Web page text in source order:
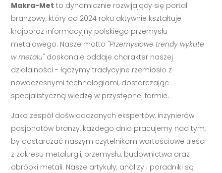
Makra-Met to dynamicznie rozwijający się portal
branżowy, który od 2024 roku aktywnie kształtuje
krajobraz informacyjny polskiego przemysłu
metalowego. Nasze motto "Przemysłowe trendy wykute
w metalu"doskonale oddaje charakter naszej
działalności - łączymy tradycyjne rzemiosło z
nowoczesnymi technologiami, dostarczając
specjalistyczną wiedzę w przystępnej formie.
Jako zespół doświadczonych ekspertów, inżynierów i
pasjonatów branży, każdego dnia pracujemy nad tym,
by dostarczać naszym czytelnikom wartościowe treści
z zakresu metalurgii, przemysłu, budownictwa oraz
obróbki metali. Nasze artykuły, analizy i poradniki są